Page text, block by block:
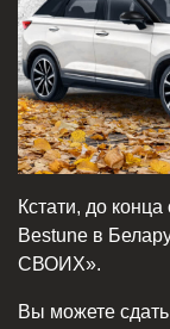
Кстати, до
Bestune в
СВОИХ».
Вы можете